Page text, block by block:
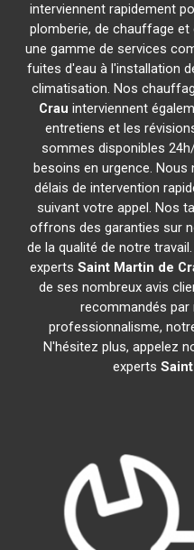
interviennent rapidement
plomberie, de chauffage
une gamme de services
fuites d'eau à l'installation
climatisation. Nos
Crau interviennent
entretiens et les
sommes disponibles
besoins en urgence.
délais de intervention
suivant votre appel. Nos
offrons des garanties sur
de la qualité de notre
experts Saint Martin de
de ses nombreux avis
recommandés
professionnalisme,
N'hésitez plus, appelez
experts